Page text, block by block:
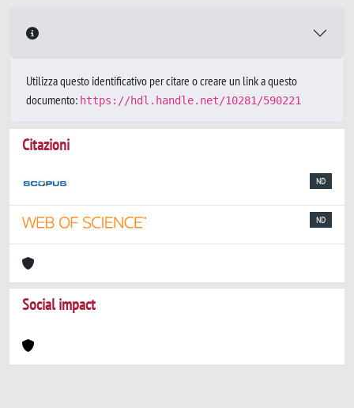
Utilizza questo identificativo per citare o creare un link a questo
documento: https://hdl.handle.net/10281/590221
Citazioni
ND
ND
Social impact